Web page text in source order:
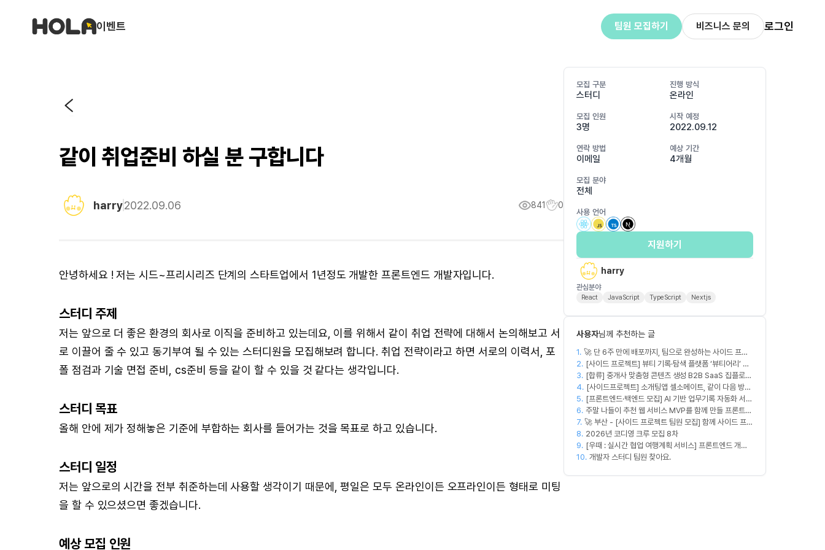
이벤트 팀원 모집하기 비즈니스 문의 로그인
같이 취업준비 하실 분 구합니다
harry2022.09.06 841 0
안녕하세요 ! 저는 시드~프리시리즈 단계의 스타트업에서 1년정도 개발한 프론트엔드 개발자입니다.
스터디 주제
저는 앞으로 더 좋은 환경의 회사로 이직을 준비하고 있는데요, 이를 위해서 같이 취업 전략에 대해서 논의해보고 서
로 이끌어 줄 수 있고 동기부여 될 수 있는 스터디원을 모집해보려 합니다. 취업 전략이라고 하면 서로의 이력서, 포
폴 점검과 기술 면접 준비, cs준비 등을 같이 할 수 있을 것 같다는 생각입니다.
스터디 목표
올해 안에 제가 정해놓은 기준에 부합하는 회사를 들어가는 것을 목표로 하고 있습니다.
스터디 일정
저는 앞으로의 시간을 전부 취준하는데 사용할 생각이기 때문에, 평일은 모두 온라인이든 오프라인이든 형태로 미팅
을 할 수 있으셨으면 좋겠습니다.
예상 모집 인원
모집 구분
스터디
진행 방식
온라인
모집 인원
3명
시작 예정
2022.09.12
연락 방법
이메일
예상 기간
4개월
모집 분야
전체
사용 언어
지원하기
harry
관심분야
React JavaScript TypeScript Nextjs
사용자님께 추천하는 글
1. 🚀 단 6주 만에 배포까지, 팀으로 완성하는 사이드 프로
젝트 [스위프 웹 15기] 🚀
2. [사이드 프로젝트] 뷰티 기록·탐색 플랫폼 ‘뷰티어리’ 디
자이너·프론트엔드·백엔드 팀원을 모집합니다
3. [합류] 중개사 맞춤형 콘텐츠 생성 B2B SaaS 집플로우
과 함께 하실 멤버를 모집합니다!
4. [사이드프로젝트] 소개팅앱 셀소메이트, 같이 다음 방향
잡아볼 분 구합니다
5. [프론트엔드·백엔드 모집] AI 기반 업무기록 자동화 서비
스 MVP 개발
6. 주말 나들이 추천 웹 서비스 MVP를 함께 만들 프론트엔
드/디자이너 모집합니다
7. 🚀 부산 - [사이드 프로젝트 팀원 모집] 함께 사이드 프로
젝트 진행할 팀원 모집합니다. 🚀
8. 2026년 코디영 크루 모집 8차
9. [우때 : 실시간 협업 여행계획 서비스] 프론트엔드 개발
자 팀원을 모집합니다
10. 개발자 스터디 팀원 찾아요.